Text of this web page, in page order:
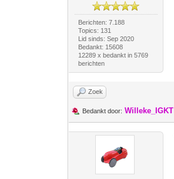
Berichten: 7.188
Topics: 131
Lid sinds: Sep 2020
Bedankt: 15608
12289 x bedankt in 5769
berichten
Zoek
Bedankt door: Willeke_IGKT